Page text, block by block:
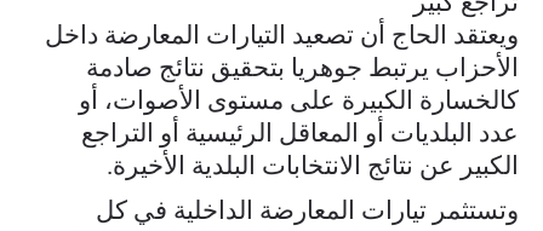
ويعتقد الحاج أن تصعيد التيارات المعارضة داخل
الأحزاب يرتبط جوهريا بتحقيق نتائج صادمة
كالخسارة الكبيرة على مستوى الأصوات، أو
عدد البلديات أو المعاقل الرئيسية أو التراجع
الكبير عن نتائج الانتخابات البلدية الأخيرة.
وتستثمر تيارات المعارضة الداخلية في كل